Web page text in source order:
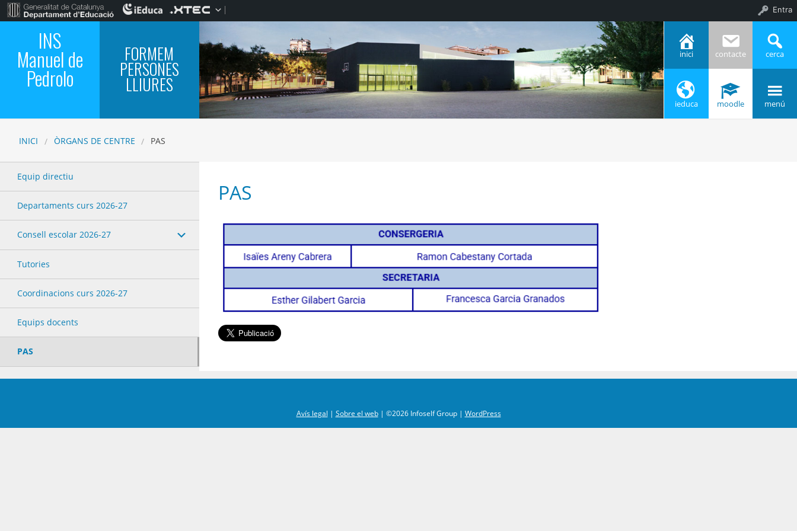
INS
Manuel de
Pedrolo
FORMEM
PERSONES
LLIURES
inici contacte cerca
ieduca moodle menú
INICI ÒRGANS DE CENTRE PAS
PAS
Equip directiu
Departaments curs 2026-27
Consell escolar 2026-27
Tutories
Coordinacions curs 2026-27
Equips docents
PAS
Avís legal | Sobre el web| ©2026 Infoself Group | WordPress
Entra